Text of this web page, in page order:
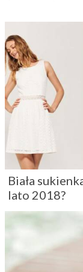
Biała
lato 2018?